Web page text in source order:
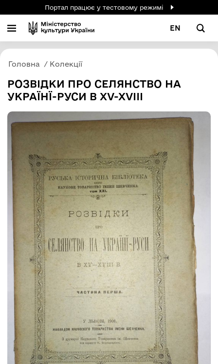
Портал працює у тестовому режимі
EN
Головна Колекції
РОЗВІДКИ ПРО СЕЛЯНСТВО НА
УКРАЇНЇ-РУСИ В XV-XVIII